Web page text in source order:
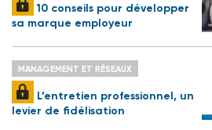
10 conseils pour développer
sa marque employeur
MANAGEMENT ET RÉSEAUX
L’entretien professionnel, un
levier de fidélisation